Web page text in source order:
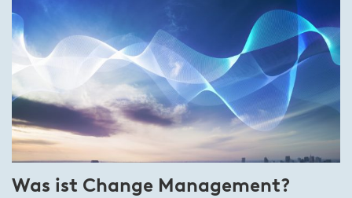
Was ist Change Management?